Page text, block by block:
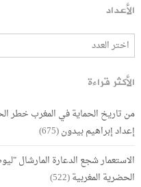
الأعداد
الأكثر قراءة
من تاريخ الحماية في المغرب خطر
إعداد إبراهيم بيدون(675)
الاستعمار شجع الدعارة المارشال
الحضرية المغربية(522)